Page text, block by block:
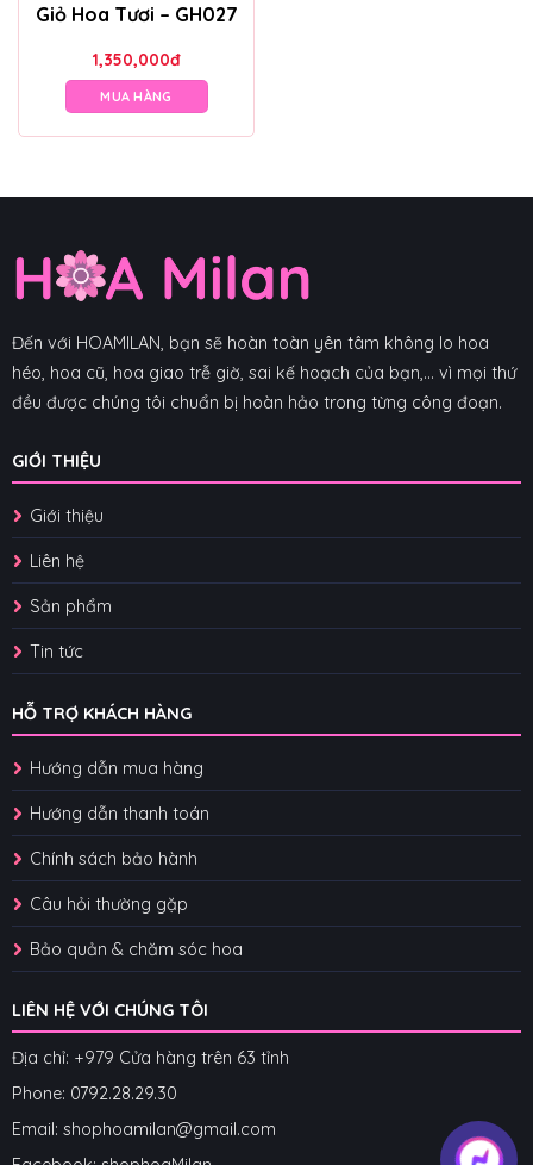
Giỏ Hoa Tươi – GH027
1,350,000đ
MUA HÀNG
Đến với HOAMILAN, bạn sẽ hoàn toàn yên tâm không lo hoa
héo, hoa cũ, hoa giao trễ giờ, sai kế hoạch của bạn,... vì mọi thứ
đều được chúng tôi chuẩn bị hoàn hảo trong từng công đoạn.
GIỚI THIỆU
Giới thiệu
Liên hệ
Sản phẩm
Tin tức
HỖ TRỢ KHÁCH HÀNG
Hướng dẫn mua hàng
Hướng dẫn thanh toán
Chính sách bảo hành
Câu hỏi thường gặp
Bảo quản & chăm sóc hoa
LIÊN HỆ VỚI CHÚNG TÔI
Địa chỉ: +979 Cửa hàng trên 63 tỉnh
Phone: 0792.28.29.30
Email: shophoamilan@gmail.com